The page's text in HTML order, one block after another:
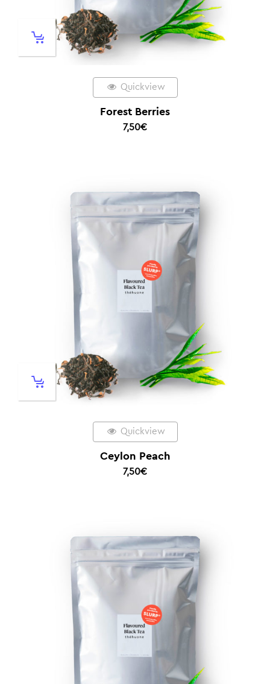
Quickview
Forest Berries
7,50€
Quickview
Ceylon Peach
7,50€